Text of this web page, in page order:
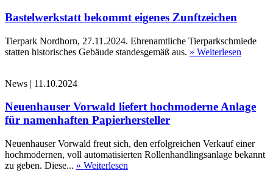
Bastelwerkstatt bekommt eigenes Zunftzeichen
Tierpark Nordhorn, 27.11.2024. Ehrenamtliche Tierparkschmiede
statten historisches Gebäude standesgemäß aus. » Weiterlesen
News | 11.10.2024
Neuenhauser Vorwald liefert hochmoderne Anlage
für namenhaften Papierhersteller
Neuenhauser Vorwald freut sich, den erfolgreichen Verkauf einer
hochmodernen, voll automatisierten Rollenhandlingsanlage bekannt
zu geben. Diese... » Weiterlesen